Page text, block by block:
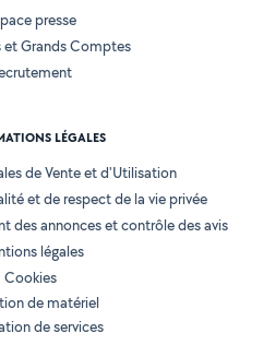
presse
et Grands Comptes
LÉGALES
de Vente et d'Utilisation
et de respect de la vie privée
des annonces et contrôle des avis
légales
Cookies
de matériel
de services